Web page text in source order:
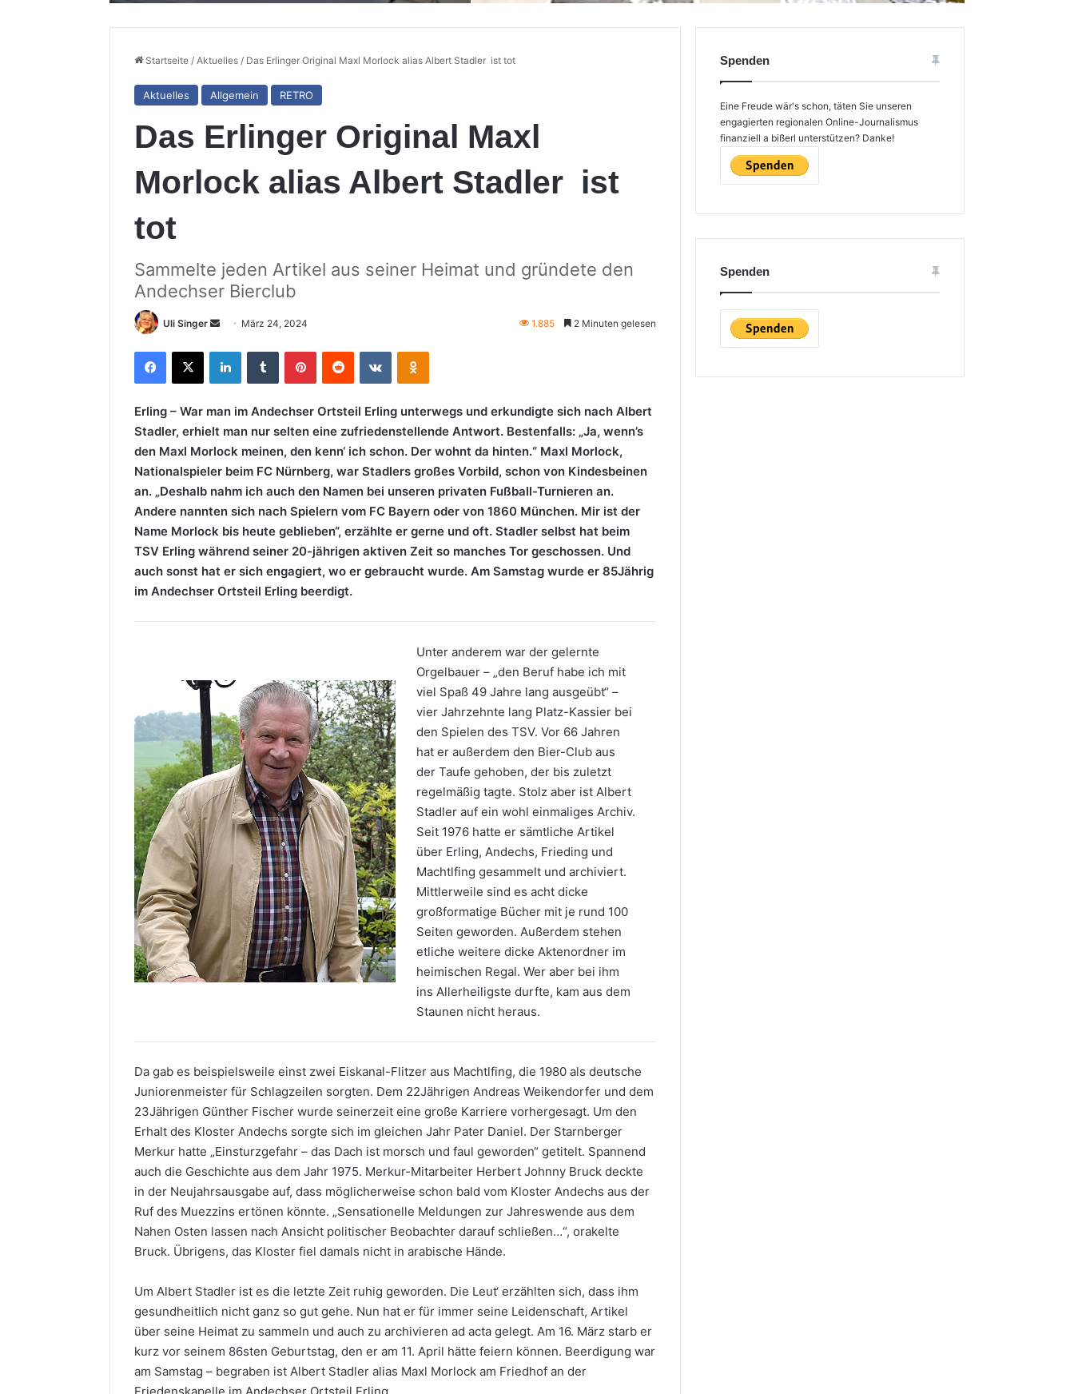
Startseite / Aktuelles / Das Erlinger Original Maxl Morlock alias Albert Stadler ist tot
Aktuelles Allgemein RETRO
Das Erlinger Original Maxl
Morlock alias Albert Stadler ist
tot
Sammelte jeden Artikel aus seiner Heimat und gründete den
Andechser Bierclub
Uli Singer
Sende
eine
März 24, 2024 1.885 2 Minuten gelesen
Facebook
X LinkedInTumblr PinterestReddit VKontakteOdnoklassniki
Erling – War man im Andechser Ortsteil Erling unterwegs und erkundigte sich nach Albert
Stadler, erhielt man nur selten eine zufriedenstellende Antwort. Bestenfalls: „Ja, wenn’s
den Maxl Morlock meinen, den kenn‘ ich schon. Der wohnt da hinten.“ Maxl Morlock,
Nationalspieler beim FC Nürnberg, war Stadlers großes Vorbild, schon von Kindesbeinen
an. „Deshalb nahm ich auch den Namen bei unseren privaten Fußball-Turnieren an.
Andere nannten sich nach Spielern vom FC Bayern oder von 1860 München. Mir ist der
Name Morlock bis heute geblieben“, erzählte er gerne und oft. Stadler selbst hat beim
TSV Erling während seiner 20-jährigen aktiven Zeit so manches Tor geschossen. Und
auch sonst hat er sich engagiert, wo er gebraucht wurde. Am Samstag wurde er 85Jährig
im Andechser Ortsteil Erling beerdigt.
Unter anderem war der gelernte
Orgelbauer – „den Beruf habe ich mit
viel Spaß 49 Jahre lang ausgeübt“ –
vier Jahrzehnte lang Platz-Kassier bei
den Spielen des TSV. Vor 66 Jahren
hat er außerdem den Bier-Club aus
der Taufe gehoben, der bis zuletzt
regelmäßig tagte. Stolz aber ist Albert
Stadler auf ein wohl einmaliges Archiv.
Seit 1976 hatte er sämtliche Artikel
über Erling, Andechs, Frieding und
Machtlfing gesammelt und archiviert.
Mittlerweile sind es acht dicke
großformatige Bücher mit je rund 100
Seiten geworden. Außerdem stehen
etliche weitere dicke Aktenordner im
heimischen Regal. Wer aber bei ihm
ins Allerheiligste durfte, kam aus dem
Staunen nicht heraus.
Da gab es beispielsweile einst zwei Eiskanal-Flitzer aus Machtlfing, die 1980 als deutsche
Juniorenmeister für Schlagzeilen sorgten. Dem 22Jährigen Andreas Weikendorfer und dem
23Jährigen Günther Fischer wurde seinerzeit eine große Karriere vorhergesagt. Um den
Erhalt des Kloster Andechs sorgte sich im gleichen Jahr Pater Daniel. Der Starnberger
Merkur hatte „Einsturzgefahr – das Dach ist morsch und faul geworden“ getitelt. Spannend
auch die Geschichte aus dem Jahr 1975. Merkur-Mitarbeiter Herbert Johnny Bruck deckte
in der Neujahrsausgabe auf, dass möglicherweise schon bald vom Kloster Andechs aus der
Ruf des Muezzins ertönen könnte. „Sensationelle Meldungen zur Jahreswende aus dem
Nahen Osten lassen nach Ansicht politischer Beobachter darauf schließen…“, orakelte
Bruck. Übrigens, das Kloster fiel damals nicht in arabische Hände.
Um Albert Stadler ist es die letzte Zeit ruhig geworden. Die Leut‘ erzählten sich, dass ihm
gesundheitlich nicht ganz so gut gehe. Nun hat er für immer seine Leidenschaft, Artikel
über seine Heimat zu sammeln und auch zu archivieren ad acta gelegt. Am 16. März starb er
kurz vor seinem 86sten Geburtstag, den er am 11. April hätte feiern können. Beerdigung war
am Samstag – begraben ist Albert Stadler alias Maxl Morlock am Friedhof an der
Spenden
Eine Freude wär's schon, täten Sie unseren
engagierten regionalen Online-Journalismus
finanziell a bißerl unterstützen? Danke!
Spenden